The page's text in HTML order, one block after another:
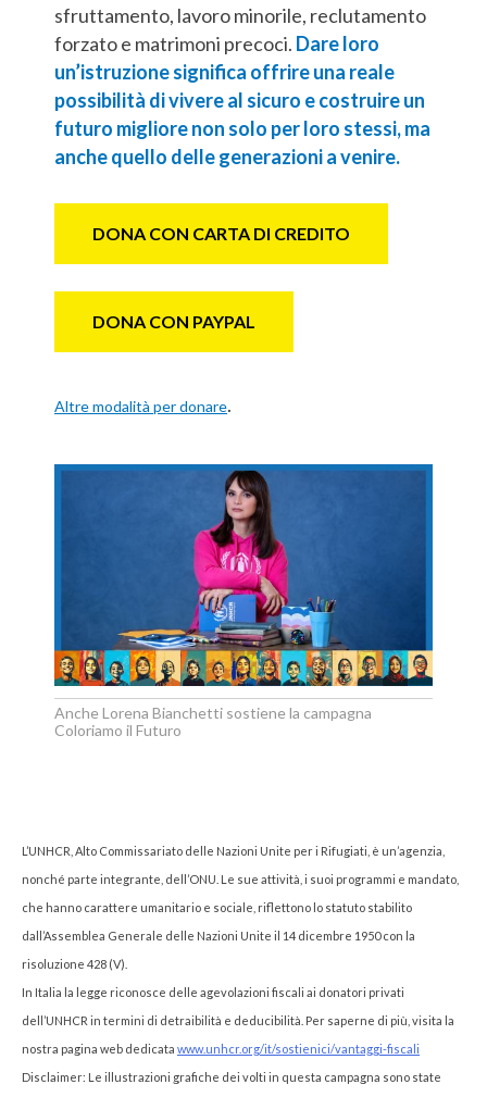
sfruttamento, lavoro minorile, reclutamento
forzato e matrimoni precoci. Dare loro
un’istruzione significa offrire una reale
possibilità di vivere al sicuro e costruire un
futuro migliore non solo per loro stessi, ma
anche quello delle generazioni a venire.
DONA CON CARTA DI CREDITO
DONA CON PAYPAL
Altre modalità per donare.
Anche Lorena Bianchetti sostiene la campagna
Coloriamo il Futuro
L’UNHCR, Alto Commissariato delle Nazioni Unite per i Rifugiati, è un’agenzia,
nonché parte integrante, dell’ONU. Le sue attività, i suoi programmi e mandato,
che hanno carattere umanitario e sociale, riflettono lo statuto stabilito
dall’Assemblea Generale delle Nazioni Unite il 14 dicembre 1950 con la
risoluzione 428 (V).
In Italia la legge riconosce delle agevolazioni fiscali ai donatori privati
dell’UNHCR in termini di detraibilità e deducibilità. Per saperne di più, visita la
nostra pagina web dedicata www.unhcr.org/it/sostienici/vantaggi-fiscali
Disclaimer: Le illustrazioni grafiche dei volti in questa campagna sono state